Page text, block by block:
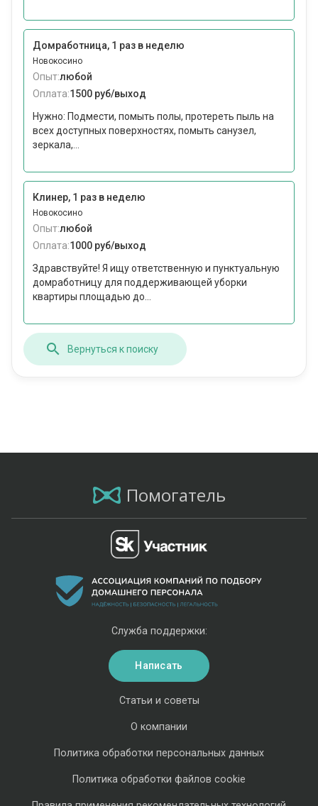
Домработница, 1 раз в неделю
Новокосино
Опыт:любой
Оплата:1500 руб/выход
Нужно: Подмести, помыть полы, протереть пыль на
всех доступных поверхностях, помыть санузел,
зеркала,...
Клинер, 1 раз в неделю
Новокосино
Опыт:любой
Оплата:1000 руб/выход
Здравствуйте! Я ищу ответственную и пунктуальную
домработницу для поддерживающей уборки
квартиры площадью до...
Вернуться к поиску
Помогатель
Статьи и советы
О компании
Политика обработки персональных данных
Политика обработки файлов cookie
Служба поддержки:
Написать